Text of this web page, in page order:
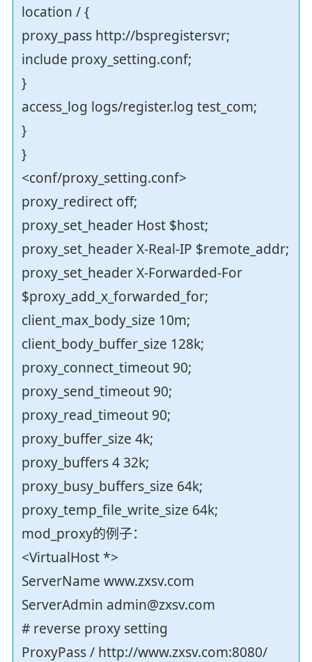
location / {
proxy_pass http://bspregistersvr;
include proxy_setting.conf;
}
access_log logs/register.log test_com;
}
}
<conf/proxy_setting.conf>
proxy_redirect off;
proxy_set_header Host $host;
proxy_set_header X-Real-IP $remote_addr;
proxy_set_header X-Forwarded-For
$proxy_add_x_forwarded_for;
client_max_body_size 10m;
client_body_buffer_size 128k;
proxy_connect_timeout 90;
proxy_send_timeout 90;
proxy_read_timeout 90;
proxy_buffer_size 4k;
proxy_buffers 4 32k;
proxy_busy_buffers_size 64k;
proxy_temp_file_write_size 64k;
mod_proxy的例子：
<VirtualHost *>
ServerName www.zxsv.com
ServerAdmin admin@zxsv.com
# reverse proxy setting
ProxyPass / http://www.zxsv.com:8080/